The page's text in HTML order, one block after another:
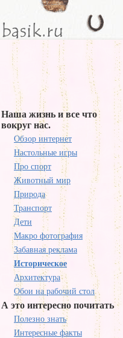
Наша жизнь и все что
вокруг нас.
Обзор интернет
Настольные игры
Про спорт
Животный мир
Природа
Транспорт
Дети
Макро фотография
Забавная реклама
Историческое
Архитектура
Обои на рабочий стол
А это интересно почитать
Полезно знать
Интересные факты